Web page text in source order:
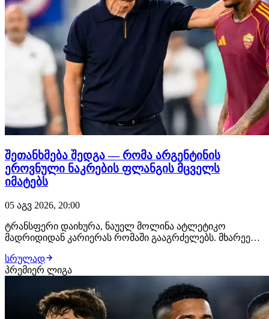
შეთანხმება შედგა — რომა არგენტინის
ეროვნული ნაკრების ფლანგის მცველს
იმატებს
05 აგვ 2026, 20:00
ტრანსფერი დაიხურა, ნაუელ მოლინა ატლეტიკო
მადრიდიდან კარიერას რომაში გააგრძელებს. მხარეებს
ფეხბურთელს იტალიაში უკვე ელოდებიან, სადაც
სამედიცინო შემოწმებას გაივლის და კონტრაქტს ხელს
მოაწერს. "ჯალოროსი" მოლინას სანაცვლოდ
დაახლოებით €18 მილიონს…
სრულად
პრემიერ ლიგა